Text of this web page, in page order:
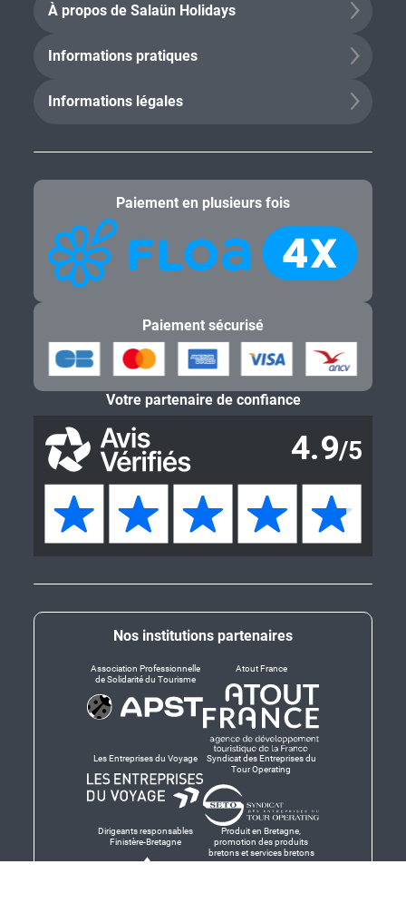
À propos de Salaün Holidays
Informations pratiques
Informations légales
Nos institutions partenaires
Association Professionnelle
de Solidarité du Tourisme
Atout France
Les Entreprises du Voyage
Syndicat des Entreprises du
Tour Operating
Dirigeants responsables
Finistère-Bretagne
Produit en Bretagne,
promotion des produits
bretons et services bretons
Paiement en plusieurs fois
Paiement sécurisé
Votre partenaire de confiance